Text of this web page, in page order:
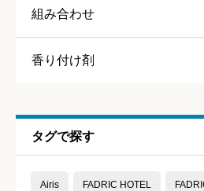
香り
星の数をお選びください

組み合わせ
香り付け剤
タグで探す
Airis FADRIC HOTEL